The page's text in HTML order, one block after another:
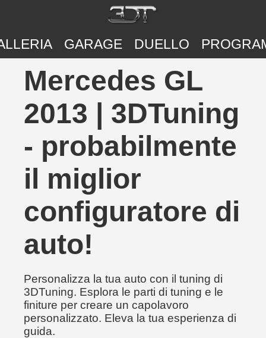
GARAGE DUELLO
Mercedes GL
2013 | 3DTuning
- probabilmente
il miglior
configuratore di
auto!
Personalizza la tua auto con il tuning di
3DTuning. Esplora le parti di tuning e le
finiture per creare un capolavoro
personalizzato. Eleva la tua esperienza di
guida.